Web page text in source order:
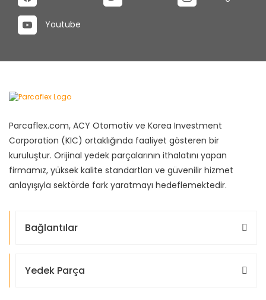
Youtube
Parcaflex.com, ACY Otomotiv ve Korea Investment
Corporation (KIC) ortaklığında faaliyet gösteren bir
kuruluştur. Orijinal yedek parçalarının ithalatını yapan
firmamız, yüksek kalite standartları ve güvenilir hizmet
anlayışıyla sektörde fark yaratmayı hedeflemektedir.
Bağlantılar
Yedek Parça